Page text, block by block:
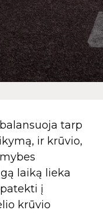
tarp
ir krūvio,
laiką lieka
į
krūvio